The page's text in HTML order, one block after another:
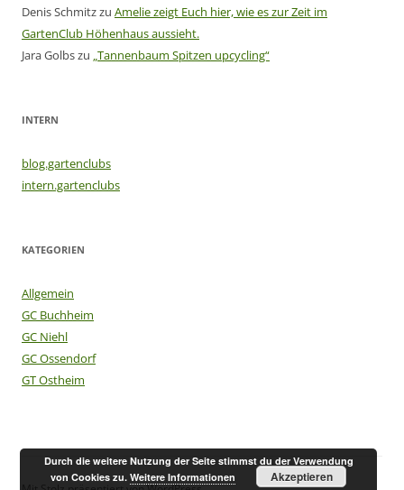
Denis Schmitzzu Amelie zeigt Euch hier, wie es zur Zeit im
GartenClub Höhenhaus aussieht.
Jara Golbszu „Tannenbaum Spitzen upcycling“
INTERN
blog.gartenclubs
intern.gartenclubs
KATEGORIEN
Allgemein
GC Buchheim
GC Niehl
GC Ossendorf
GT Ostheim
Durch die weitere Nutzung der Seite stimmst du der Verwendung
von Cookies zu.Weitere Informationen Akzeptieren